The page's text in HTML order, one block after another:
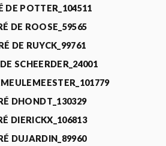
DE POTTER_104511
DE ROOSE_59565
DE RUYCK_99761
SCHEERDER_24001
DHONDT_130329
DIERICKX_106813
DUJARDIN_89960